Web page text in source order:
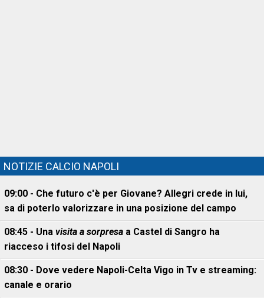
NOTIZIE CALCIO NAPOLI
09:00 - Che futuro c'è per Giovane? Allegri crede in lui,
sa di poterlo valorizzare in una posizione del campo
08:45 - Una visita a sorpresa a Castel di Sangro ha
riacceso i tifosi del Napoli
08:30 - Dove vedere Napoli-Celta Vigo in Tv e streaming:
canale e orario